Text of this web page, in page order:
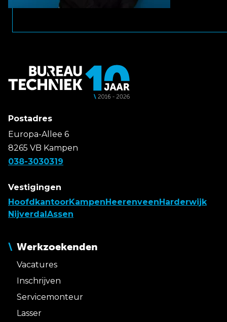
Postadres
Europa-Allee 6
8265 VB Kampen
038-3030319
Vestigingen
HoofdkantoorKampen Heerenveen Harderwijk
Nijverdal Assen
Werkzoekenden
Vacatures
Inschrijven
Servicemonteur
Lasser